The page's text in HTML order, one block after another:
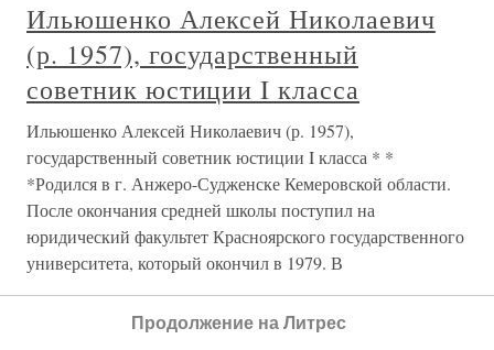
Ильюшенко Алексей Николаевич
(р. 1957), государственный
советник юстиции I класса
Ильюшенко Алексей Николаевич (р. 1957),
государственный советник юстиции I класса * *
*Родился в г. Анжеро-Судженске Кемеровской области.
После окончания средней школы поступил на
юридический факультет Красноярского государственного
университета, который окончил в 1979. В
Гайданов Олег Иванович (р. 1945),
Продолжение на Литрес